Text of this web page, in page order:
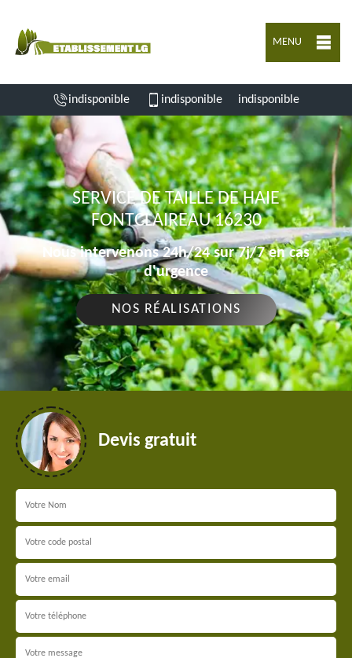
MENU
indisponible indisponible indisponible
SERVICE DE TAILLE DE HAIE
FONTCLAIREAU 16230
Nous intervenons 24h/24 sur 7j/7 en cas
d'urgence
NOS RÉALISATIONS
Devis gratuit